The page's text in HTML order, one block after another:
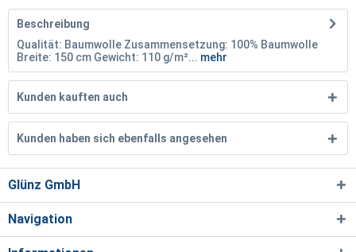
Beschreibung
Qualität: Baumwolle Zusammensetzung: 100% Baumwolle
Breite: 150 cm Gewicht: 110 g/m²... mehr
Kunden kauften auch
Kunden haben sich ebenfalls angesehen
Glünz GmbH
Navigation